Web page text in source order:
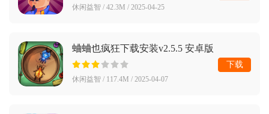
休闲益智 / 42.3M / 2025-04-25
蛐蛐也疯狂下载安装v2.5.5 安卓版
休闲益智 / 117.4M / 2025-04-07
下载